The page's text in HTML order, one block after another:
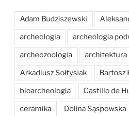
Adam Budziszewski
archeologia archeologia
archeozoologia architektura
Arkadiusz Sołtysiak Bartosz
bioarcheologia Castillo de
ceramika Dolina Sąspowska